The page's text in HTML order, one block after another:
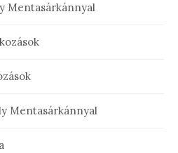
Mentasárkánnyal
Mentasárkánnyal